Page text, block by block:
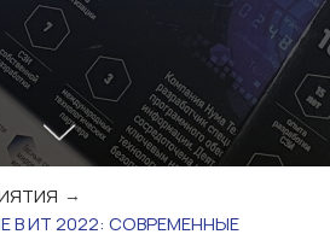
→
ИТ 2022: СОВРЕМЕННЫЕ